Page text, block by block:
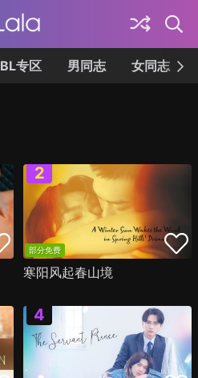
BL专区 男同志 女同志
部分免费
寒阳风起春山境